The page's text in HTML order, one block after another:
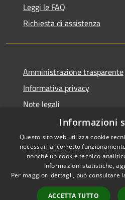
Leggi le FAQ
Richiesta di assistenza
Amministrazione trasparente
Informativa privacy
Note legali
Dichiarazione di accessibilità
RSS
Accessibilità
Informazioni
Questo sito web utilizza cookie
necessari al corretto
nonché un cookie tecnico
informazioni statistiche,
Per maggiori dettagli, può consultare
ACCETTA TUTTO